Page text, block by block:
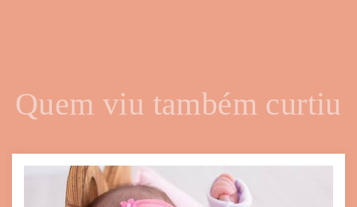
Quem viu também curtiu